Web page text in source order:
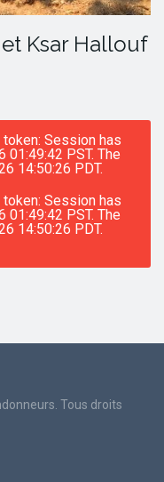
Ksar Hallouf
Session has
01:49:42 PST. The
14:50:26 PDT.
Session has
01:49:42 PST. The
14:50:26 PDT.
Tous droits